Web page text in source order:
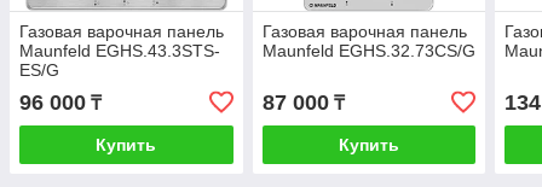
Газовая варочная панель
Maunfeld EGHS.43.3STS-
ES/G
96 000 ₸
Купить
Газовая варочная панель
Maunfeld EGHS.32.73CS/G
87 000₸
Купить